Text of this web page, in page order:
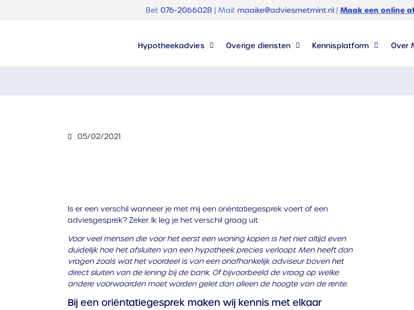
Bel:076-2066028 | Mail: maaike@adviesmetmint.nl |Maak een online
Hypotheekadvies Overige diensten Kennisplatform Over
05/02/2021
Is er een verschil wanneer je met mij een oriëntatiegesprek voert of een
adviesgesprek? Zeker. Ik leg je het verschil graag uit.
Voor veel mensen die voor het eerst een woning kopen is het niet altijd even
duidelijk hoe het afsluiten van een hypotheek precies verloopt. Men heeft dan
vragen zoals wat het voordeel is van een onafhankelijk adviseur boven het
direct sluiten van de lening bij de bank. Of bijvoorbeeld de vraag op welke
andere voorwaarden moet worden gelet dan alleen de hoogte van de rente.
Bij een oriëntatiegesprek maken wij kennis met elkaar